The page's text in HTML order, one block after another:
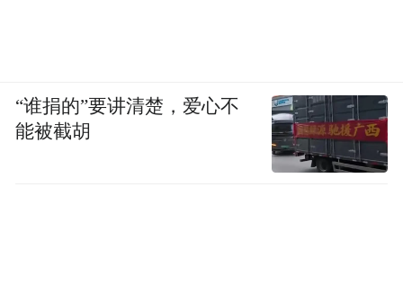
“谁捐的”要讲清楚，爱心不
能被截胡